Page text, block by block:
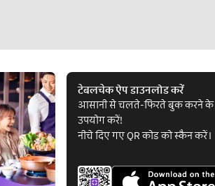
टेबलचेक ऐप डाउनलोड करें
आसानी से चलते-फिरते बुक करने के
उपयोग करें!
नीचे दिए गए QR कोड को स्कैन करें।